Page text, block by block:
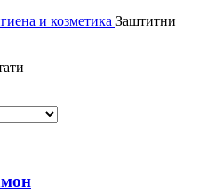
и козметика Заштитни